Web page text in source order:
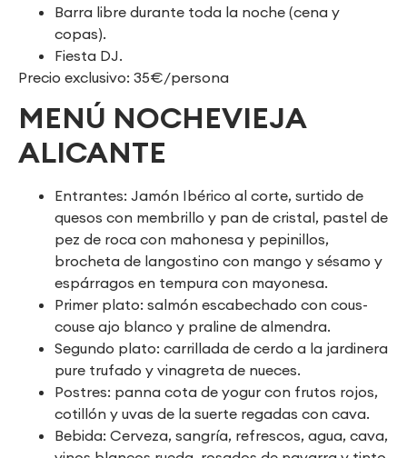
Barra libre durante toda la noche (cena y
copas).
Fiesta DJ.
Precio exclusivo: 35€/persona
MENÚ NOCHEVIEJA
ALICANTE
Entrantes: Jamón Ibérico al corte, surtido de
quesos con membrillo y pan de cristal, pastel de
pez de roca con mahonesa y pepinillos,
brocheta de langostino con mango y sésamo y
espárragos en tempura con mayonesa.
Primer plato: salmón escabechado con cous-
couse ajo blanco y praline de almendra.
Segundo plato: carrillada de cerdo a la jardinera
pure trufado y vinagreta de nueces.
Postres: panna cota de yogur con frutos rojos,
cotillón y uvas de la suerte regadas con cava.
Bebida: Cerveza, sangría, refrescos, agua, cava,